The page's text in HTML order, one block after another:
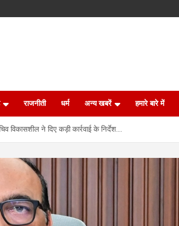
राजनीती धर्म अन्य खबरें हमारे बारे में
विकासशील ने दिए कड़ी कार्रवाई के निर्देश….